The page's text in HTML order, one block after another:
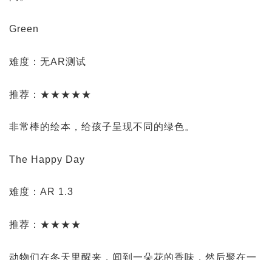
Green
难度：无AR测试
推荐：★★★★★
非常棒的绘本，给孩子呈现不同的绿色。
The Happy Day
难度：AR 1.3
推荐：★★★★
动物们在冬天里醒来，闻到一朵花的香味，然后聚在一